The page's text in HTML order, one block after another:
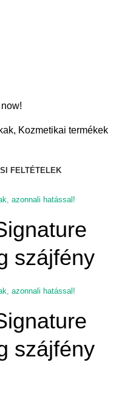
, Kozmetikai termékek
FELTÉTELEK
azonnali hatással!
szájfény
azonnali hatással!
szájfény